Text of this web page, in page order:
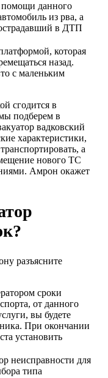
данного
из рва, а
в ДТП
которая
назад.
с маленьким
сгодится в
подберем в
вадковский
характеристики,
а
нового ТС
Амрон окажет
разъясните
сроки
от данного
вы будете
При окончании
установить
неисправности для
типа